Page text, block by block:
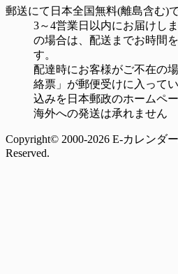
郵送にて日本全国無料(離島含む)
3～4営業日以内にお届けし
の場合は、配送までお時間
す。
配達時にお客様がご不在の
絡票」が郵便受けに入って
込みを日本郵政のホームペ
海外への発送は承れません
Copyright© 2000-2026 E-カレンダ
Reserved.